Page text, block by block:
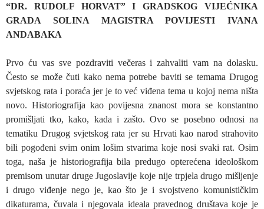
“DR. RUDOLF HORVAT” I GRADSKOG VIJEĆNIKA
GRADA SOLINA MAGISTRA POVIJESTI IVANA
ANDABAKA
Prvo ću vas sve pozdraviti večeras i zahvaliti vam na dolasku.
Često se može čuti kako nema potrebe baviti se temama Drugog
svjetskog rata i poraća jer je to već viđena tema u kojoj nema ništa
novo. Historiografija kao povijesna znanost mora se konstantno
promišljati tko, kako, kada i zašto. Ovo se posebno odnosi na
tematiku Drugog svjetskog rata jer su Hrvati kao narod strahovito
bili pogođeni svim onim lošim stvarima koje nosi svaki rat. Osim
toga, naša je historiografija bila predugo opterećena ideološkom
premisom unutar druge Jugoslavije koje nije trpjela drugo mišljenje
i drugo viđenje nego je, kao što je i svojstveno komunističkim
dikaturama, čuvala i njegovala ideala pravednog društava koje je